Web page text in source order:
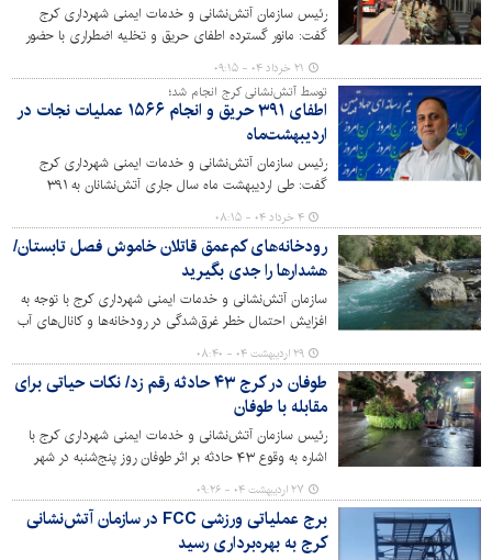
رئیس سازمان آتش‌نشانی و خدمات ایمنی شهرداری کرج
گفت: مانور گسترده اطفای حریق و تخلیه اضطراری با حضور
نیروهای عملیاتی سازمان آتش‌نشانی و کادر درمانی در
بیمارستان قائم (عج) کرج برگزار شد.
۲۱ خرداد ۰۴ - ۰۹:۱۵
توسط آتش‌نشانی کرج انجام شد؛
اطفای ۳۹۱ حریق و انجام ۱۵۶۶ عملیات نجات در
اردیبهشت‌ماه
رئیس سازمان آتش‌نشانی و خدمات ایمنی شهرداری کرج
گفت: طی اردیبهشت ماه سال جاری آتش‌نشانان به ۳۹۱
نجات از حادثه اعزام شده‌اند.
۴ خرداد ۰۴ - ۰۸:۱۵
رودخانه‌های کم‌عمق قاتلان خاموش فصل تابستان/
هشدارها را جدی بگیرید
سازمان آتش‌نشانی و خدمات ایمنی شهرداری کرج با توجه به
افزایش احتمال خطر غرق‌شدگی در رودخانه‌ها و کانال‌های آب
در فصل گرما، توصیه‌هایی را برای پیشگیری از این حوادث
ناگوار، به شهروندان ارائه کرد.
۲۹ اردیبهشت ۰۴ - ۰۸:۴۰
طوفان در کرج ۴۳ حادثه رقم زد/ نکات حیاتی برای
مقابله با طوفان
رئیس سازمان آتش‌نشانی و خدمات ایمنی شهرداری کرج با
اشاره به وقوع ۴۳ حادثه بر اثر طوفان روز پنج‌شنبه در شهر
کرج و احتمال وقوع مجدد طوفان و وزش باد شدید، از
شهروندان خواست با رعایت نکات ایمنی، از خود و خانواده‌شان
برابر حوادث احتمالی محافظت کنند.
۲۷ اردیبهشت ۰۴ - ۰۹:۲۶
برج عملیاتی ورزشی FCC در سازمان آتش‌نشانی
کرج به بهره‌برداری رسید